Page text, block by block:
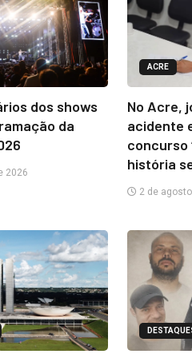
dos shows
da
2026
ACRE
No Acre,
acidente
concurso
história
2 de